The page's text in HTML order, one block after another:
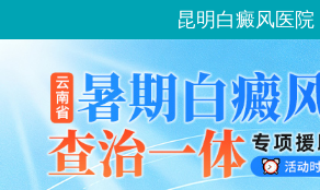
昆明白癜风医院